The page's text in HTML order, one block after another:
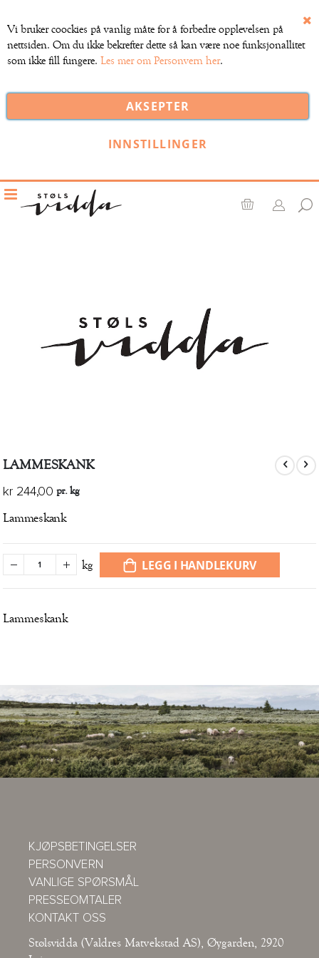
Vi bruker coockies på vanlig måte for å forbedre opplevelsen på
nettsiden. Om du ikke bekrefter dette så kan være noe funksjonallitet
som ikke fill fungere. Les mer om Personvern her.
AKSEPTER
INNSTILLINGER
Handlekurv
Toggle
Nav
til
av
bildegalleri
LAMMESKANK
kr 244,00 pr. kg
Lammeskank
kg LEGG I HANDLEKURV
Lammeskank
KJØPSBETINGELSER
PERSONVERN
VANLIGE SPØRSMÅL
PRESSEOMTALER
KONTAKT OSS
Stølsvidda (Valdres Matvekstad AS), Øygarden, 2920